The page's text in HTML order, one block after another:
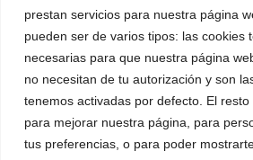
prestan servicios para nuestra página
pueden ser de varios tipos: las cookies
necesarias para que nuestra página
no necesitan de tu autorización y son
tenemos activadas por defecto. El
para mejorar nuestra página, para
tus preferencias, o para poder
Política de Privacidad
Política de Cookies
Aviso Legal
RGPD
Tienda
Mi Cuenta